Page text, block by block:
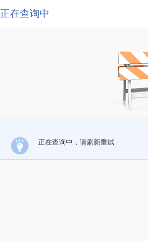
正在查询中
正在查询中，请刷新重试